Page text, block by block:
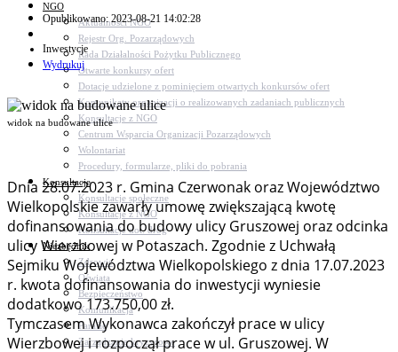
NGO
Aktualności NGO
Rejestr Org. Pozarządowych
Rada Działalności Pożytku Publicznego
Otwarte konkursy ofert
Dotacje udzielone z pominięciem otwartych konkursów ofert
Komunikaty organizacji o realizowanych zadaniach publicznych
Konsultacje z NGO
Centrum Wsparcia Organizacji Pozarządowych
Wolontariat
Procedury, formularze, pliki do pobrania
Konsultacje
Konsultacje społeczne
Konsultacje z NGO
Konsultacje dot. dróg
Niezbędnik
Zdrowie
Oświata
Bezpieczeństwo
Komunikacja
Parafie
Zarządzanie kryzysowe
Opublikowano: 2023-08-21 14:02:28
Inwestycje
Wydrukuj
widok na budowane ulice
Dnia 28.07.2023 r. Gmina Czerwonak oraz Województwo
Wielkopolskie zawarły umowę zwiększającą kwotę
dofinansowania do budowy ulicy Gruszowej oraz odcinka
ulicy Wierzbowej w Potaszach. Zgodnie z Uchwałą
Sejmiku Województwa Wielkopolskiego z dnia 17.07.2023
r. kwota dofinansowania do inwestycji wyniesie
dodatkowo 173.750,00 zł.
Tymczasem Wykonawca zakończył prace w ulicy
Wierzbowej i rozpoczął prace w ul. Gruszowej. W